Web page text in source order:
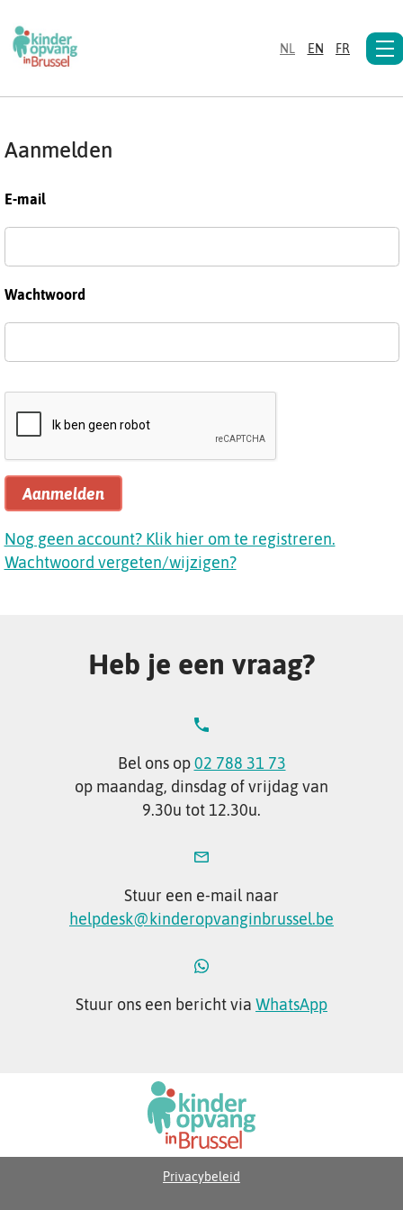
NL EN FR
Aanmelden
E-mail
Wachtwoord
Aanmelden
Nog geen account? Klik hier om te registreren.
Wachtwoord vergeten/wijzigen?
Heb je een vraag?
Bel ons op02 788 31 73
op maandag, dinsdag of vrijdag van
9.30u tot 12.30u.
Stuur een e-mail naar
helpdesk@kinderopvanginbrussel.be
Stuur ons een bericht via WhatsApp
Privacybeleid